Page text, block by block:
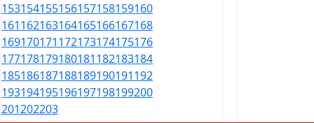
153154155156157158159160
161162163164165166167168
169170171172173174175176
177178179180181182183184
185186187188189190191192
193194195196197198199200
201202203